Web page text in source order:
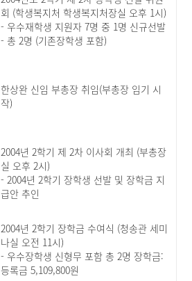
회 (학생복지처 학생복지처장실 오후 1시)
- 우수재학생 지원자 7명 중 1명 신규선발
- 총 2명 (기존장학생 포함)
한상완 신임 부총장 취임(부총장 임기 시
작)
2004년 2학기 제 2차 이사회 개최 (부총장
실 오후 2시)
- 2004년 2학기 장학생 선발 및 장학금 지
급안 추인
2004년 2학기 장학금 수여식 (청송관 세미
나실 오전 11시)
- 우수장학생 신형무 포함 총 2명 장학금:
등록금 5,109,800원